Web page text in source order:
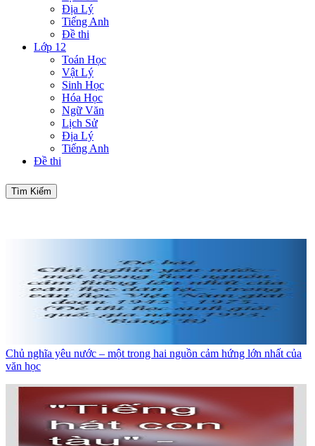
Địa Lý
Tiếng Anh
Đề thi
Lớp 12
Toán Học
Vật Lý
Sinh Học
Hóa Học
Ngữ Văn
Lịch Sử
Địa Lý
Tiếng Anh
Đề thi
Tìm Kiếm
Chủ nghĩa yêu nước – một trong hai nguồn cảm hứng lớn nhất của
văn học